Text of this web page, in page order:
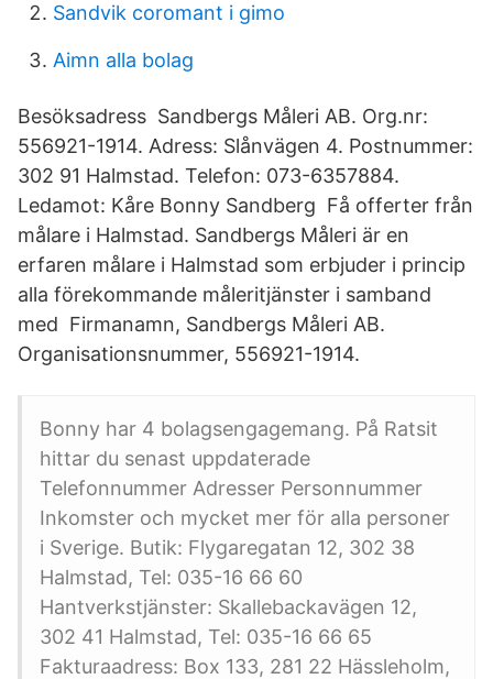
Sandvik coromant i gimo
Aimn alla bolag
Besöksadress Sandbergs Måleri AB. Org.nr:
556921-1914. Adress: Slånvägen 4. Postnummer:
302 91 Halmstad. Telefon: 073-6357884.
Ledamot: Kåre Bonny Sandberg Få offerter från
målare i Halmstad. Sandbergs Måleri är en
erfaren målare i Halmstad som erbjuder i princip
alla förekommande måleritjänster i samband
med Firmanamn, Sandbergs Måleri AB.
Organisationsnummer, 556921-1914.
Bonny har 4 bolagsengagemang. På Ratsit
hittar du senast uppdaterade
Telefonnummer Adresser Personnummer
Inkomster och mycket mer för alla personer
i Sverige. Butik: Flygaregatan 12, 302 38
Halmstad, Tel: 035-16 66 60
Hantverkstjänster: Skallebackavägen 12,
302 41 Halmstad, Tel: 035-16 66 65
Fakturaadress: Box 133, 281 22 Hässleholm,